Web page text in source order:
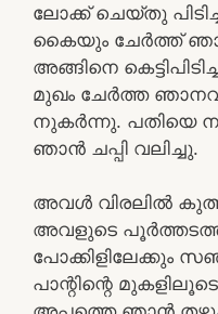
ലോക്ക് ചെയ്തു
കൈയും ചേർത്ത്
അങ്ങിനെ
മുഖം ചേർത്ത
നുകർന്നു. പതിയെ
ഞാൻ ചപ്പി വലിച്ചു.
അവൾ വിരലിൽ
അവളുടെ
പോക്കിളിലേക്കും
പാന്റിന്റെ